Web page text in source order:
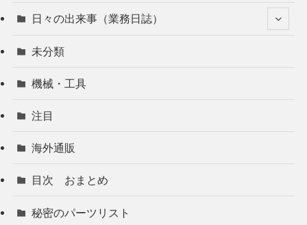
日々の出来事（業務日誌）
未分類
機械・工具
注目
海外通販
目次 おまとめ
秘密のパーツリスト